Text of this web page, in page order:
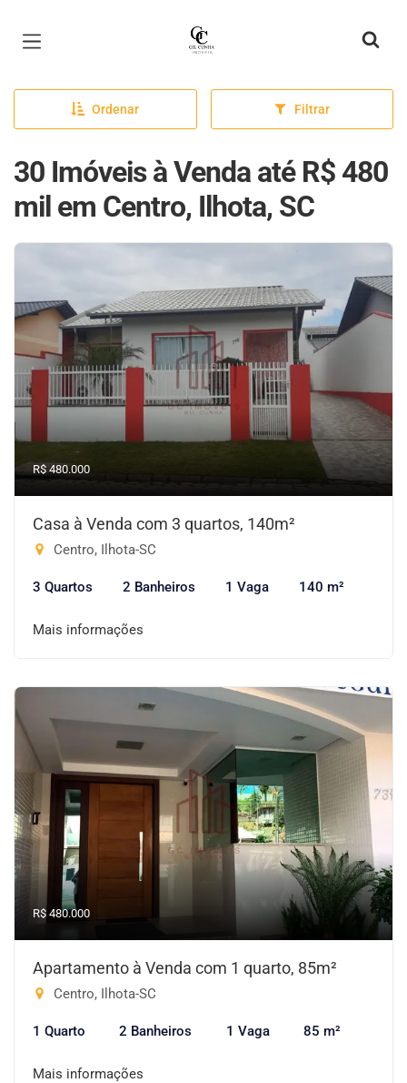
Página inicial
Ordenar Filtrar
30 Imóveis à Venda até R$ 480
mil em Centro, Ilhota, SC
R$ 480.000
Casa à Venda com 3 quartos, 140m²
Centro, Ilhota-SC
3 Quartos 2 Banheiros 1 Vaga 140 m²
Mais informações
R$ 480.000
Apartamento à Venda com 1 quarto, 85m²
Centro, Ilhota-SC
1 Quarto 2 Banheiros 1 Vaga 85 m²
Mais informações